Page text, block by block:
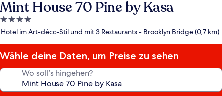
Mint House 70 Pine by Kasa
4.0-
Sterne-
Hotel im Art-déco-Stil und mit 3 Restaurants - Brooklyn Bridge (0,7 km)
Wähle deine Daten, um Preise zu sehen
Wo soll’s hingehen?